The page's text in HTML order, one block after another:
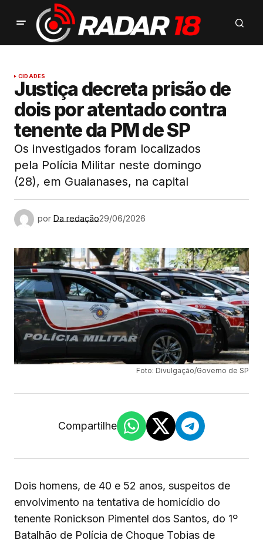
CIDADES
Justiça decreta prisão de
dois por atentado contra
tenente da PM de SP
Os investigados foram localizados
pela Polícia Militar neste domingo
(28), em Guaianases, na capital
por Da redação29/06/2026
Foto: Divulgação/Governo de SP
Compartilhe
Dois homens, de 40 e 52 anos, suspeitos de
envolvimento na tentativa de homicídio do
tenente Ronickson Pimentel dos Santos, do 1º
Batalhão de Polícia de Choque Tobias de